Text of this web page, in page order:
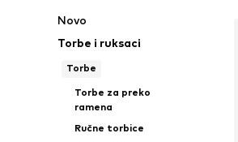
Novo
Torbe i ruksaci
Torbe
Torbe za preko
ramena
Ručne torbice